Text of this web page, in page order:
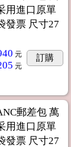
用進口原單
發票 尺寸27
元
元
訂購
郵差包 萬
用進口原單
發票 尺寸27